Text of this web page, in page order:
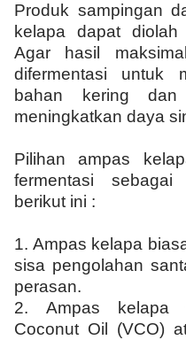
Produk sampingan
kelapa dapat
Agar hasil
difermentasi untuk
bahan kering
meningkatkan daya
Pilihan ampas
fermentasi
berikut ini :
1.Ampas kelapa
sisa pengolahan
perasan.
2. Ampas kelapa
Coconut Oil (VCO)